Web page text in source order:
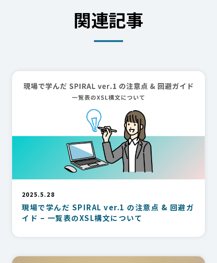
関連記事
2025.5.28
現場で学んだ SPIRAL ver.1 の注意点 & 回避ガ
イド – 一覧表のXSL構文について